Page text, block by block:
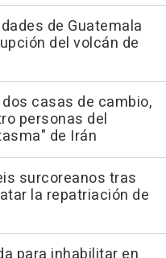
de Guatemala
del volcán de
dos casas de cambio,
personas del
de Irán
surcoreanos tras
la repatriación de